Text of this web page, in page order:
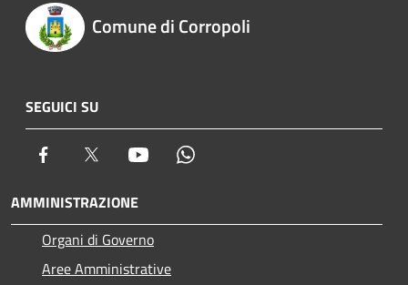
Comune di Corropoli
SEGUICI SU
Facebook Twitter Youtube
AMMINISTRAZIONE
Organi di Governo
Aree Amministrative